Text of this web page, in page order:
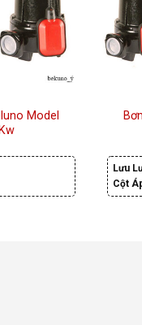
Model
Lưu
Cột